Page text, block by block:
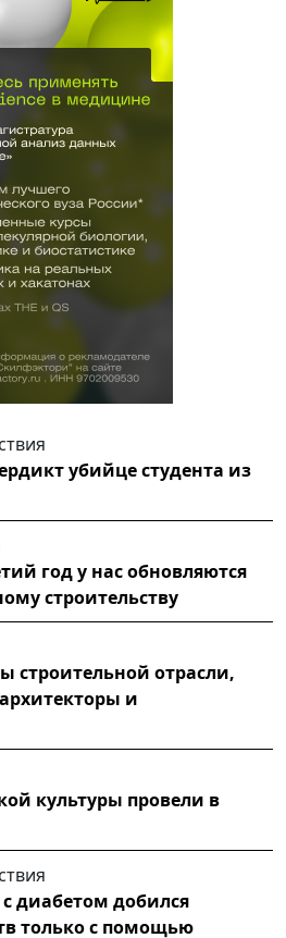
убийце студента из
год у нас обновляются
строительству
строительной отрасли,
и
культуры провели в
диабетом добился
только с помощью